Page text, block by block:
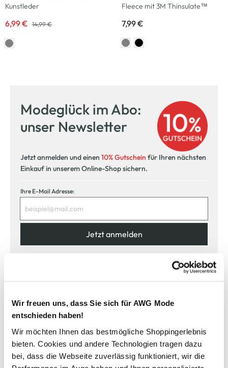
Wir freuen uns, dass Sie sich für AWG Mode
entschieden haben!
Wir möchten Ihnen das bestmögliche Shoppingerlebnis
bieten. Cookies und andere Technologien tragen dazu
bei, dass die Webseite zuverlässig funktioniert, wir die
Kunstleder
6,99 € 14,99 €
Fleece mit 3M Thinsulate™
7,99 €
Modeglück im Abo:
unser Newsletter
Jetzt anmelden und einen 10% Gutschein für Ihren nächsten
Einkauf in unserem Online-Shop sichern.
Ihre E-Mail Adresse:
Jetzt anmelden
jederzeit durch einen Klick auf den Abmeldelink im Newsletter widerrufen. Ich
Sicher bezahlen